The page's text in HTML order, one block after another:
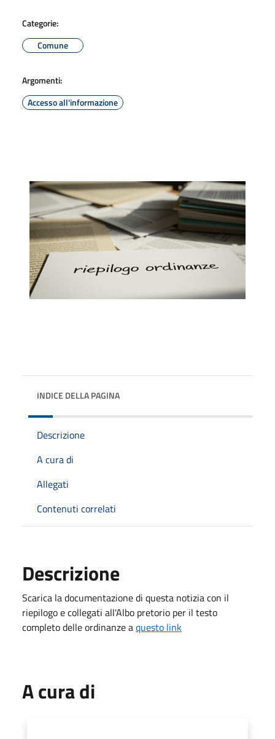
Categorie:
Comune
Argomenti:
Accesso all'informazione
INDICE DELLA PAGINA
Descrizione
A cura di
Allegati
Contenuti correlati
Descrizione
Scarica la documentazione di questa notizia con il
riepilogo e collegati all'Albo pretorio per il testo
completo delle ordinanze aquesto link
A cura di